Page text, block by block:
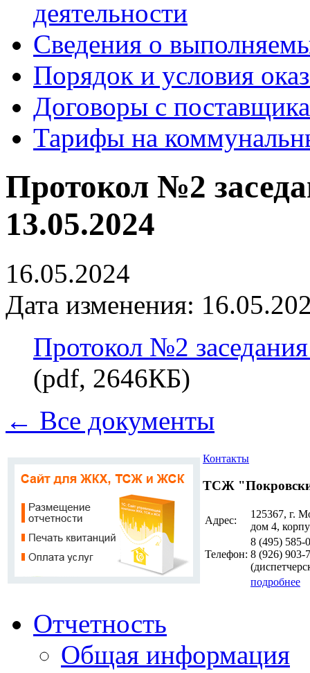
деятельности
Сведения о
Порядок и условия
Договоры с
Тарифы на
Протокол №2
13.05.2024
16.05.2024
Дата изменения:
Протокол №2
(pdf, 2646КБ)
← Все документы
Контакты
ТСЖ
Адрес:
125367, г.
дом 4,
Телефон:
8 (495) 585-
8 (926) 903-
подробнее
Отчетность
Общая информация